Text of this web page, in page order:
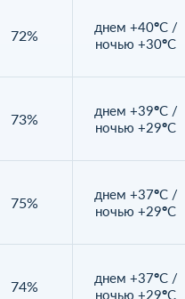
72%
днем +40°C /
ночью +30°C
73%
днем +39°C /
ночью +29°C
75%
днем +37°C /
ночью +29°C
74%
днем +37°C /
ночью +29°C